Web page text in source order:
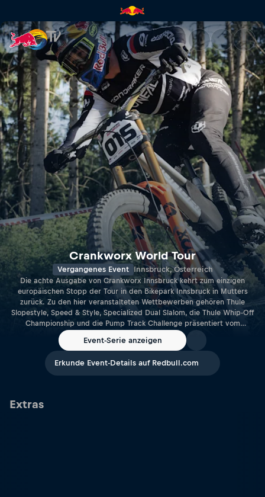
Crankworx World Tour | Red
Crankworx World Tour
Vergangenes Event Innsbruck, Österreich
Die achte Ausgabe von Crankworx Innsbruck kehrt zum einzigen
europäischen Stopp der Tour in den Bikepark Innsbruck in Mutters
zurück. Zu den hier veranstalteten Wettbewerben gehören Thule
Slopestyle, Speed & Style, Specialized Dual Slalom, die Thule Whip-Off
Championship und die Pump Track Challenge präsentiert vom
Event-Serie anzeigen
Erkunde Event-Details auf Redbull.com
Extras